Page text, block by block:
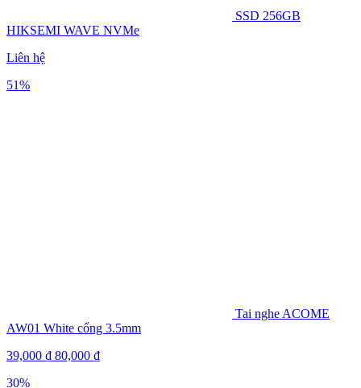
SSD 256GB
HIKSEMI WAVE NVMe
Liên hệ
51%
Tai nghe ACOME
AW01 White cổng 3.5mm
39,000 ₫ 80,000 ₫
30%